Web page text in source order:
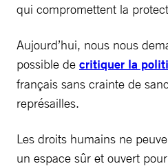
qui compromettent la
Aujourd’hui, nous nous
possible de critiquer la
français sans crainte de
représailles.
Les droits humains ne
un espace sûr et ouvert